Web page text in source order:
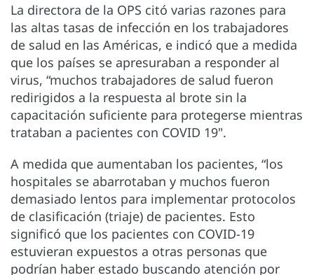
La directora de la OPS citó varias razones para
las altas tasas de infección en los trabajadores
de salud en las Américas, e indicó que a medida
que los países se apresuraban a responder al
virus, “muchos trabajadores de salud fueron
redirigidos a la respuesta al brote sin la
capacitación suficiente para protegerse mientras
trataban a pacientes con COVID 19".
A medida que aumentaban los pacientes, “los
hospitales se abarrotaban y muchos fueron
demasiado lentos para implementar protocolos
de clasificación (triaje) de pacientes. Esto
significó que los pacientes con COVID-19
estuvieran expuestos a otras personas que
podrían haber estado buscando atención por